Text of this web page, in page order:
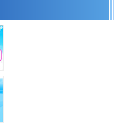
红色成分可抑制老化与炎症，有望
基因疗法，利用超小型GAD67启动
种激素波动叠加所致
定工作至300℃的介电材料，已验
下工作
，但与中美德仍有较大差距